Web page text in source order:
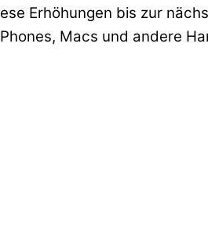
Erhöhungen bis zur
Macs und andere